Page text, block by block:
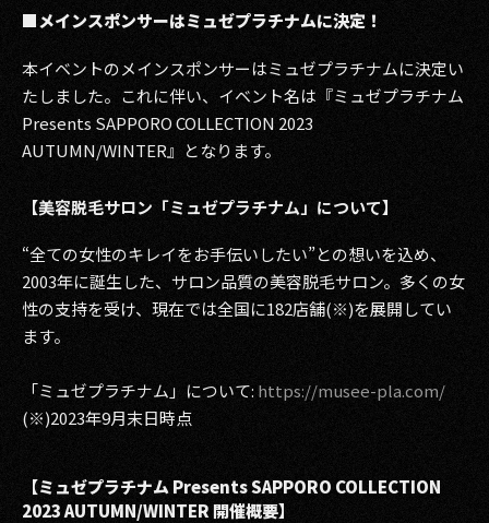
■メインスポンサーはミュゼプラチナムに決定！
本イベントのメインスポンサーはミュゼプラチナムに決定い
たしました。これに伴い、イベント名は『ミュゼプラチナム
Presents SAPPORO COLLECTION 2023
AUTUMN/WINTER』となります。
【美容脱毛サロン「ミュゼプラチナム」について】
“全ての女性のキレイをお手伝いしたい”との想いを込め、
2003年に誕生した、サロン品質の美容脱毛サロン。多くの女
性の支持を受け、現在では全国に182店舗(※)を展開してい
ます。
「ミュゼプラチナム」について: https://musee-pla.com/
(※)2023年9月末日時点
【ミュゼプラチナム Presents SAPPORO COLLECTION
2023 AUTUMN/WINTER 開催概要】